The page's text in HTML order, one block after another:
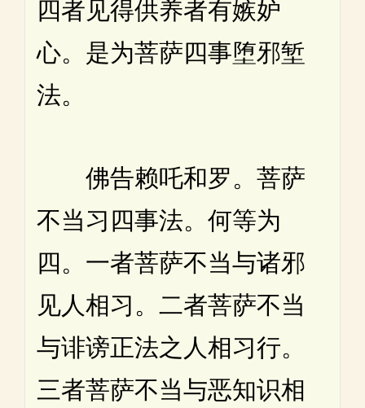
四者见得供养者有嫉妒
心。是为菩萨四事堕邪堑
法。
佛告赖吒和罗。菩萨
不当习四事法。何等为
四。一者菩萨不当与诸邪
见人相习。二者菩萨不当
与诽谤正法之人相习行。
三者菩萨不当与恶知识相